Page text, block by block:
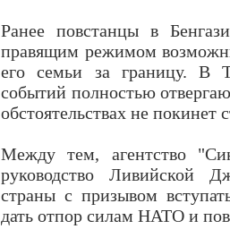
Ранее повстанцы в
правящим режимом
его семьи за границу. В
событий полностью
обстоятельствах не покинет
Между тем, агентство
руководство Ливийской
страны с призывом
дать отпор силам НАТО и